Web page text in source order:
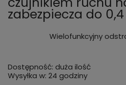
zabezpiecza do
Wielofunkcyjny
Dostępność: duża ilość
Wysyłka w: 24 godziny